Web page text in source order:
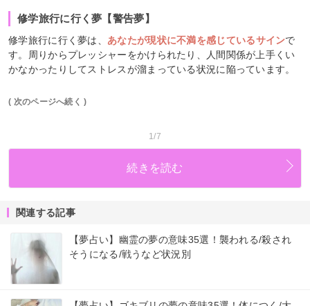
修学旅行に行く夢【警告夢】
修学旅行に行く夢は、 あなたが現状に不満を感じているサインで
す。周りからプレッシャーをかけられたり、人間関係が上手くい
かなかったりしてストレスが溜まっている状況に陥っています。
( 次のページへ続く )
1/7
続きを読む
関連する記事
【夢占い】幽霊の夢の意味35選！襲われる/殺され
そうになる/戦うなど状況別